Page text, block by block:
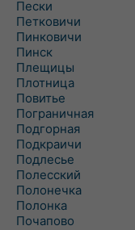
Пески
Петковичи
Пинковичи
Пинск
Плещицы
Плотница
Повитье
Пограничная
Подгорная
Подкраичи
Подлесье
Полесский
Полонечка
Полонка
Почапово